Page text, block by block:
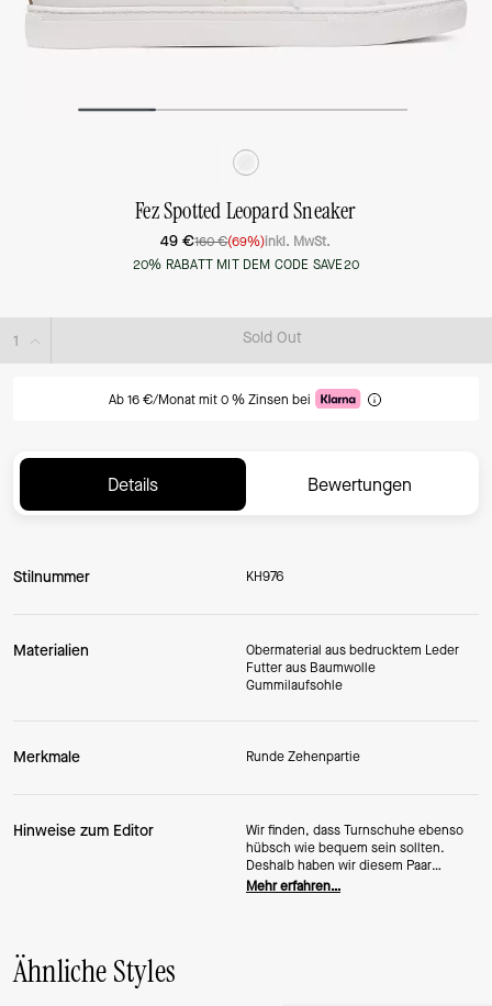
Fez Spotted Leopard Sneaker
49 €160 €(69%)inkl. MwSt.
20% RABATT MIT DEM CODE SAVE20
Sold Out
Ab 16 €/Monat mit 0 % Zinsen bei
Details Bewertungen
Stilnummer KH976
Materialien
Obermaterial aus bedrucktem Leder
Futter aus Baumwolle
Gummilaufsohle
Merkmale Runde Zehenpartie
Hinweise zum Editor
Wir finden, dass Turnschuhe ebenso
hübsch wie bequem sein sollten.
Deshalb haben wir diesem Paar
verspielte, feminine Details verpasst,
Mehr erfahren…
Ähnliche Styles